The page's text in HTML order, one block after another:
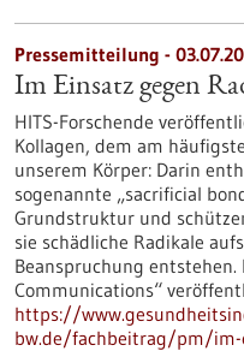
Pressemitteilung -
Im Einsatz gegen
HITS-Forschende
Kollagen, dem am
unserem Körper: Darin
sogenannte „sacrificial
Grundstruktur und
sie schädliche Radikale
Beanspruchung
Communications“
https://
bw.de/fachbeitrag/pm/im-